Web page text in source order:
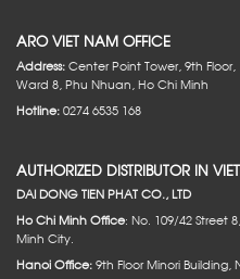
ARO VIET NAM OFFICE
Address:Center Point Tower, 9th Floor,
Ward 8, Phu Nhuan, Ho Chi Minh
Hotline:0274 6535 168
AUTHORIZED DISTRIBUTOR IN
DAI DONG TIEN PHAT CO., LTD
Ho Chi Minh Office: No. 109/42 Street
Minh City.
Hanoi Office:9th Floor Minori Building,